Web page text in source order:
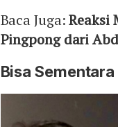
Baca Juga:Reaksi
Pingpong dari
Bisa